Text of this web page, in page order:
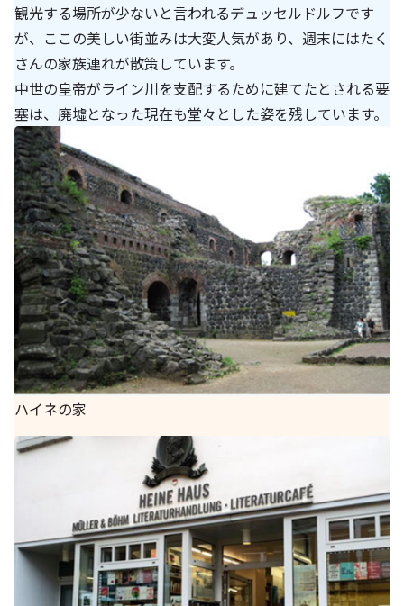
観光する場所が少ないと言われるデュッセルドルフです
が、ここの美しい街並みは大変人気があり、週末にはたく
さんの家族連れが散策しています。
中世の皇帝がライン川を支配するために建てたとされる要
塞は、廃墟となった現在も堂々とした姿を残しています。
ハイネの家